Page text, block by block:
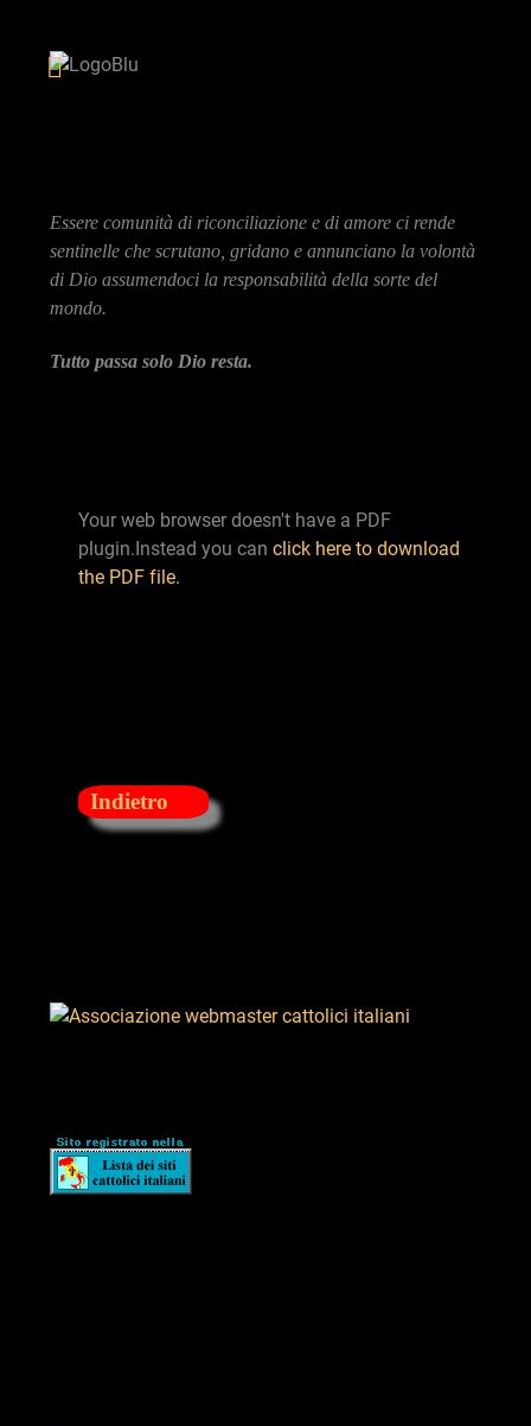
Essere comunità di riconciliazione e di amore ci rende
sentinelle che scrutano, gridano e annunciano la volontà
di Dio assumendoci la responsabilità della sorte del
mondo.
Tutto passa solo Dio resta.
Your web browser doesn't have a PDF
plugin.Instead you can click here to download
the PDF file.
Indietro